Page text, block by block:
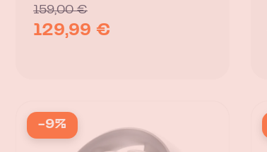
159,00€
129,99 €
-9%